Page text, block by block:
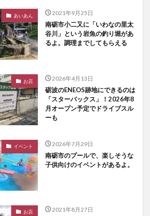
あいあん 2021年9月25日
南砺市小二又に「いわなの里太
谷川」という岩魚の釣り堀があ
るよ。調理までしてもらえる
お店 2026年4月13日
砺波のENEOS跡地にできるのは
「スターバックス」！2026年8
月オープン予定でドライブスル
ーも
イベント 2026年7月29日
南砺市のプールで、楽しそうな
子供向けのイベントがあるよ。
お店 2021年8月27日